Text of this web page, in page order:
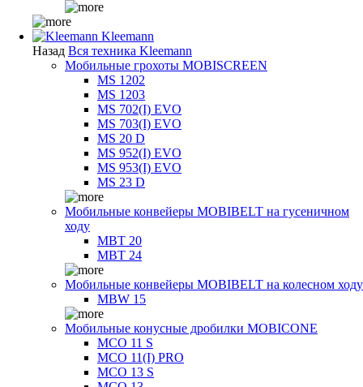
Kleemann
Назад Вся техника Kleemann
Мобильные грохоты MOBISCREEN
MS 1202
MS 1203
MS 702(I) EVO
MS 703(I) EVO
MS 20 D
MS 952(I) EVO
MS 953(I) EVO
MS 23 D
Мобильные конвейеры MOBIBELT на гусеничном
ходу
MBT 20
MBT 24
Мобильные конвейеры MOBIBELT на колесном ходу
MBW 15
Мобильные конусные дробилки MOBICONE
MCO 11 S
MCO 11(I) PRO
MCO 13 S